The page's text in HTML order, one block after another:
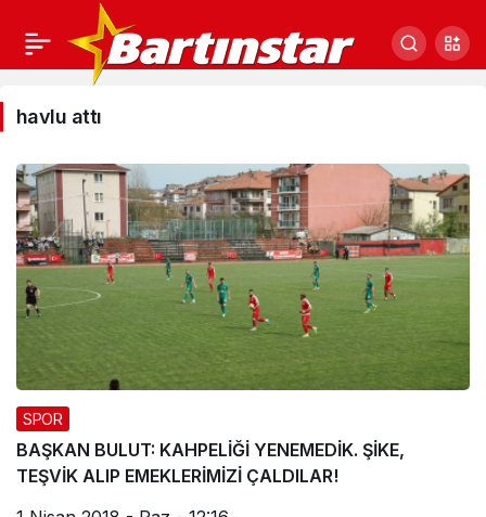
havlu
Haberleri
havlu attı
SPOR
BAŞKAN BULUT: KAHPELİĞİ YENEMEDİK. ŞİKE,
TEŞVİK ALIP EMEKLERİMİZİ ÇALDILAR!